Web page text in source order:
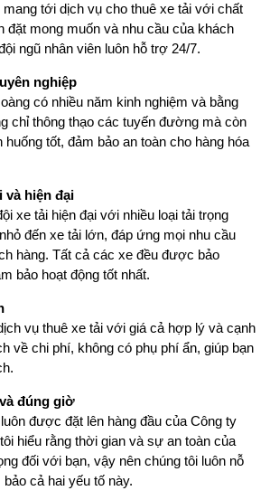
tới dịch vụ cho thuê xe tải với chất
đặt mong muốn và nhu cầu của khách
ngũ nhân viên luôn hỗ trợ 24/7.
nghiệp
có nhiều năm kinh nghiệm và bằng
chỉ thông thạo các tuyến đường mà còn
tốt, đảm bảo an toàn cho hàng hóa
và hiện đại
xe tải hiện đại với nhiều loại tải trọng
đến xe tải lớn, đáp ứng mọi nhu cầu
hàng. Tất cả các xe đều được bảo
bảo hoạt động tốt nhất.
vụ thuê xe tải với giá cả hợp lý và cạnh
về chi phí, không có phụ phí ẩn, giúp bạn
đúng giờ
được đặt lên hàng đầu của Công ty
hiểu rằng thời gian và sự an toàn của
đối với bạn, vậy nên chúng tôi luôn nỗ
cả hai yếu tố này.